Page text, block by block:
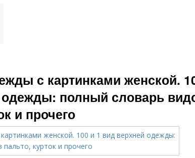
с картинками женской.
полный словарь
и прочего